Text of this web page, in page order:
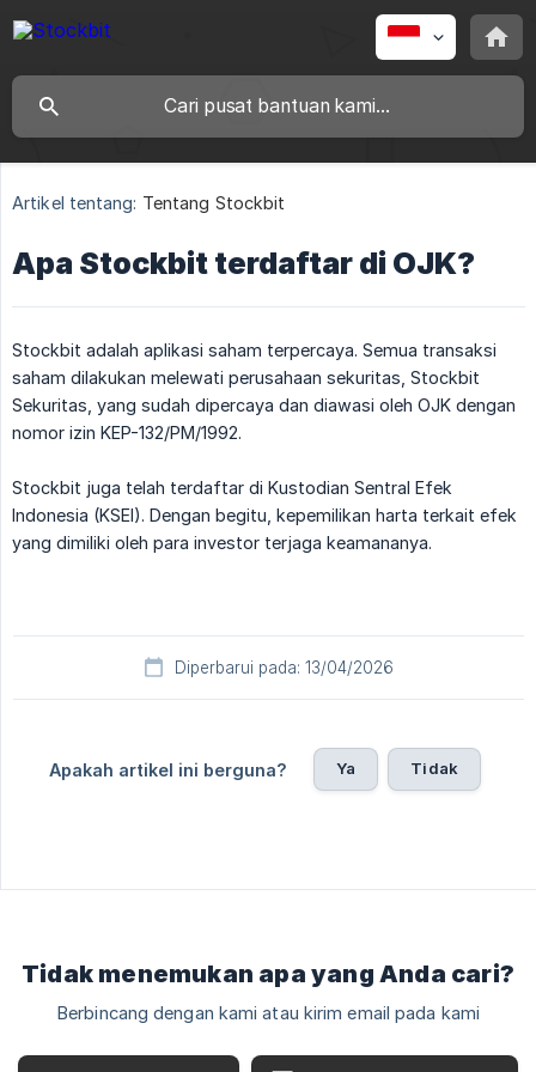
Artikel tentang: Tentang Stockbit
Apa Stockbit terdaftar di OJK?
Stockbit adalah aplikasi saham terpercaya. Semua transaksi
saham dilakukan melewati perusahaan sekuritas, Stockbit
Sekuritas, yang sudah dipercaya dan diawasi oleh OJK dengan
nomor izin KEP-132/PM/1992.
Stockbit juga telah terdaftar di Kustodian Sentral Efek
Indonesia (KSEI). Dengan begitu, kepemilikan harta terkait efek
yang dimiliki oleh para investor terjaga keamananya.
Diperbarui pada: 13/04/2026
Apakah artikel ini berguna? Ya Tidak
Tidak menemukan apa yang Anda cari?
Berbincang dengan kami atau kirim email pada kami